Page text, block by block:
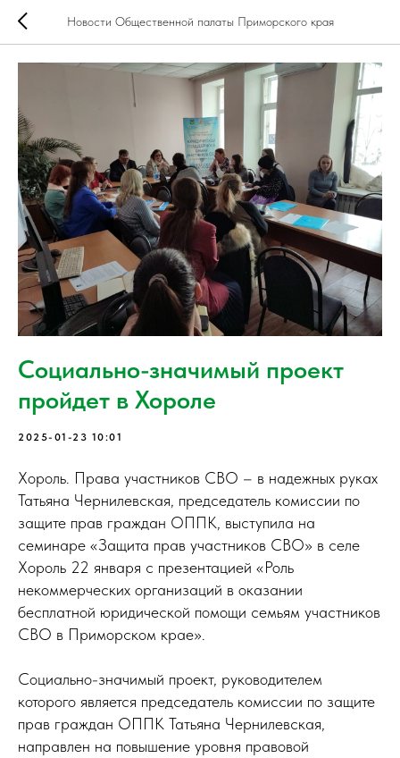
Новости Общественной палаты Приморского края
Социально-значимый проект
пройдет в Хороле
2025-01-23 10:01
Хороль. Права участников СВО – в надежных руках
Татьяна Чернилевская, председатель комиссии по
защите прав граждан ОППК, выступила на
семинаре «Защита прав участников СВО» в селе
Хороль 22 января с презентацией «Роль
некоммерческих организаций в оказании
бесплатной юридической помощи семьям участников
СВО в Приморском крае».
Социально-значимый проект, руководителем
которого является председатель комиссии по защите
прав граждан ОППК Татьяна Чернилевская,
направлен на повышение уровня правовой